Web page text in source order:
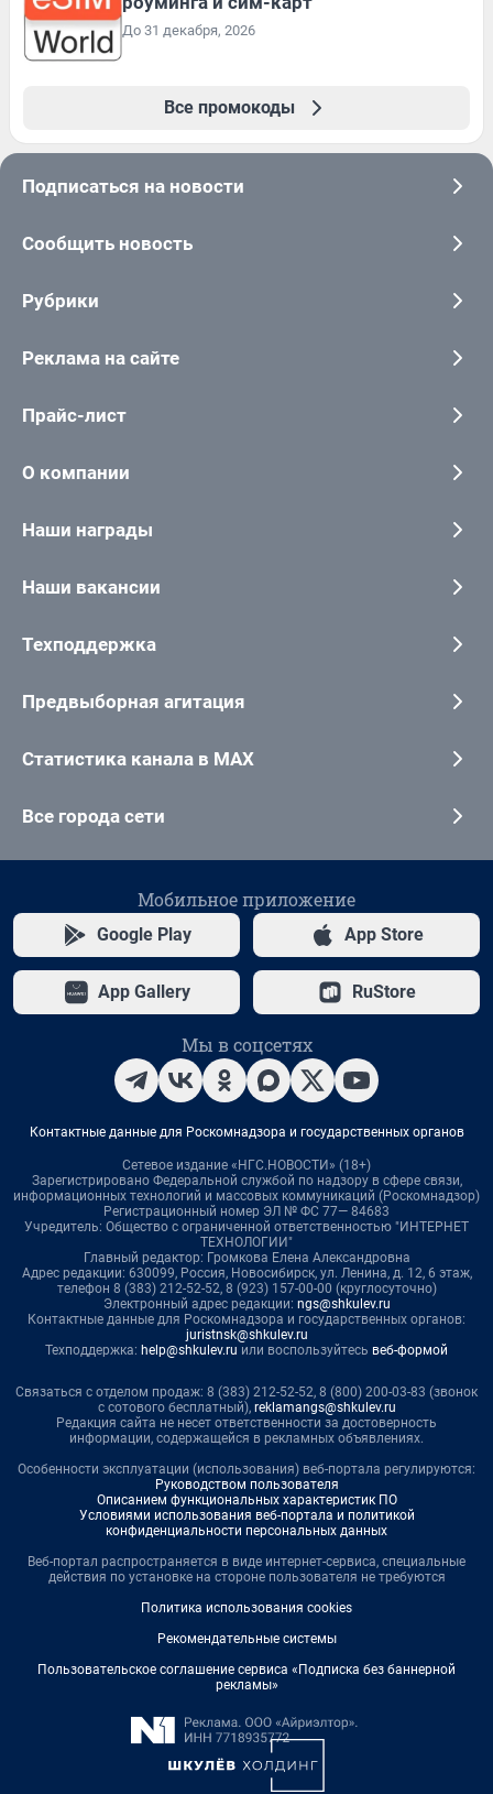
До 31 декабря, 2026
Все промокоды
Подписаться на новости
Сообщить новость
Рубрики
Реклама на сайте
Прайс-лист
О компании
Наши награды
Наши вакансии
Техподдержка
Предвыборная агитация
Статистика канала в MAX
Все города сети
Мобильное приложение
Google Play App Store
App Gallery RuStore
Мы в соцсетях
Контактные данные для Роскомнадзора и государственных органов
Сетевое издание «НГС.НОВОСТИ» (18+)
Зарегистрировано Федеральной службой по надзору в сфере связи,
информационных технологий и массовых коммуникаций (Роскомнадзор)
Регистрационный номер ЭЛ № ФС 77— 84683
Учредитель: Общество с ограниченной ответственностью "ИНТЕРНЕТ
ТЕХНОЛОГИИ"
Главный редактор: Громкова Елена Александровна
Адрес редакции: 630099, Россия, Новосибирск, ул. Ленина, д. 12, 6 этаж,
телефон 8 (383) 212-52-52, 8 (923) 157-00-00 (круглосуточно)
Электронный адрес редакции: ngs@shkulev.ru
Контактные данные для Роскомнадзора и государственных органов:
juristnsk@shkulev.ru
Техподдержка: help@shkulev.ru или воспользуйтесь веб-формой
Связаться с отделом продаж: 8 (383) 212-52-52, 8 (800) 200-03-83 (звонок
с сотового бесплатный), reklamangs@shkulev.ru
Редакция сайта не несет ответственности за достоверность
информации, содержащейся в рекламных объявлениях.
Особенности эксплуатации (использования) веб-портала регулируются:
Руководством пользователя
Описанием функциональных характеристик ПО
Условиями использования веб-портала и политикой
конфиденциальности персональных данных
Веб-портал распространяется в виде интернет-сервиса, специальные
действия по установке на стороне пользователя не требуются
Политика использования cookies
Рекомендательные системы
Пользовательское соглашение сервиса «Подписка без баннерной
рекламы»